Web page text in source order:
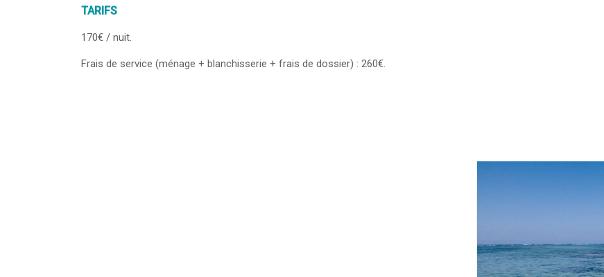
TARIFS
170€ / nuit.
Frais de service (ménage + blanchisserie + frais de dossier) : 260€.